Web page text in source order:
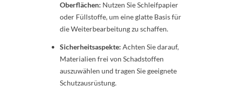
Oberflächen: Nutzen Sie Schleifpapier
oder Füllstoffe, um eine glatte Basis für
die Weiterbearbeitung zu schaffen.
Sicherheitsaspekte: Achten Sie darauf,
Materialien frei von Schadstoffen
auszuwählen und tragen Sie geeignete
Schutzausrüstung.